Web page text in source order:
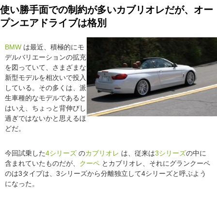
使い勝手面での制約が多いカブリオレだが、オー
プンエアドライブは格別
BMW は最近、積極的にモ
デルバリエーションの拡充
を図っていて、さまざまな
新型モデルを相次いで投入
している。その多くは、派
生車種的なモデルであると
はいえ、ちょっと背伸びし
過ぎではないかと思えるほ
どだ。
今回試乗した4シリーズ のカブリオレ は、従来は3シリーズの中に
含まれていたものだが、 クーペ とカブリオレ、それにグランクーペ
のは3タイプは、3シリーズから分離独立して4シリーズと呼ぶよう
になった。